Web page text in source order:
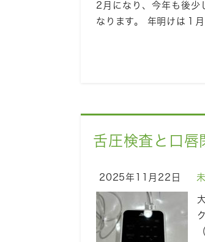
2月になり、今年も後
なります。 年明けは１
舌圧検査と口唇
2025年11月22日